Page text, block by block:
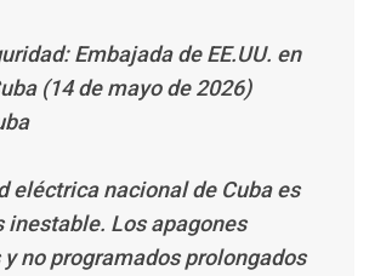
Embajada de EE.UU. en
(14 de mayo de 2026)
eléctrica nacional de Cuba es
inestable. Los apagones
no programados prolongados